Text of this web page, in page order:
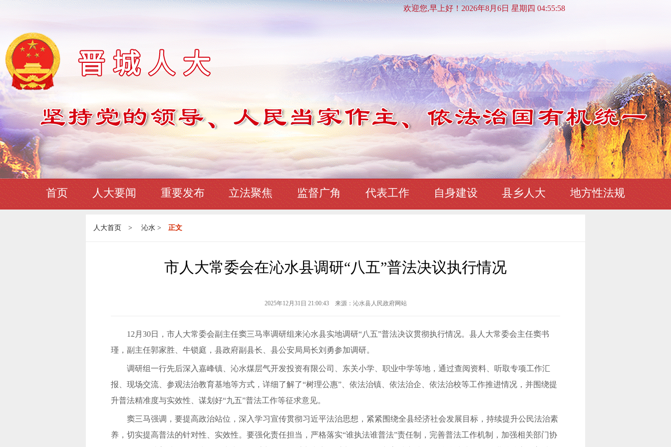
欢迎您,早上好！2026年8月6日 星期四 04:55:58
首页 人大要闻 重要发布 立法聚焦 监督广角 代表工作 自身建设 县乡人大 地方性法规
人大首页 > 沁水 > 正文
市人大常委会在沁水县调研“八五”普法决议执行情况
2025年12月31日 21:00:43 来源：沁水县人民政府网站
12月30日，市人大常委会副主任窦三马率调研组来沁水县实地调研“八五”普法决议贯彻执行情况。县人大常委会主任窦书
瑾，副主任郭家胜、牛锁庭，县政府副县长、县公安局局长刘勇参加调研。
调研组一行先后深入嘉峰镇、沁水煤层气开发投资有限公司、东关小学、职业中学等地，通过查阅资料、听取专项工作汇
报、现场交流、参观法治教育基地等方式，详细了解了“树理公惠”、依法治镇、依法治企、依法治校等工作推进情况，并围绕提
升普法精准度与实效性、谋划好“九五”普法工作等征求意见。
窦三马强调，要提高政治站位，深入学习宣传贯彻习近平法治思想，紧紧围绕全县经济社会发展目标，持续提升公民法治素
养，切实提高普法的针对性、实效性。要强化责任担当，严格落实“谁执法谁普法”责任制，完善普法工作机制，加强相关部门协